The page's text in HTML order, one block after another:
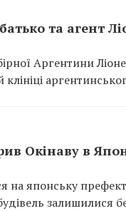
та агент
Аргентини
Окінаву в
на японську
залишилися